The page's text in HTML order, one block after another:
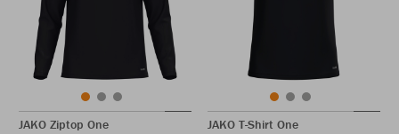
JAKO Ziptop One
JAKO T-Shirt One